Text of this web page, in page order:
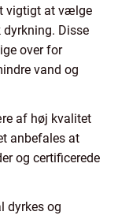
vigtigt at vælge
dyrkning. Disse
over for
vand og
af høj kvalitet
anbefales at
og certificerede
dyrkes og